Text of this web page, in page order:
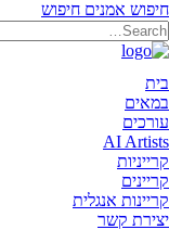
חיפוש אמנים חיפוש
בית
במאים
עורכים
AI Artists
קרייניות
קריינים
קריינות אנגלית
יצירת קשר